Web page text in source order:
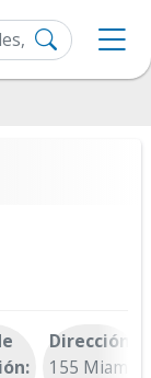
Dirección:
155 Miami